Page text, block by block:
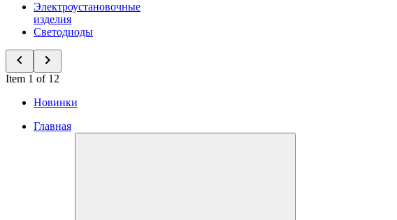
Электроустановочные
изделия
Светодиоды
Item 1 of 12
Новинки
Главная